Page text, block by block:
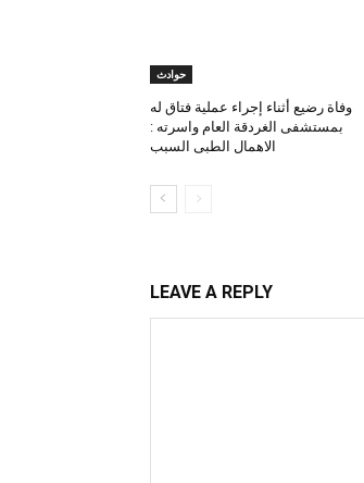
حوادث
وفاة رضيع أثناء إجراء عملية فتاق له
بمستشفى الغردقة العام واسرته :
الاهمال الطبى السبب
LEAVE A REPLY